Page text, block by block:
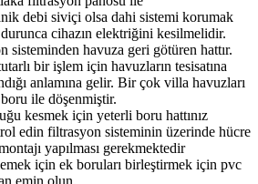
debi siviçi olsa dahi sistemi korumak
cihazın elektriğini kesilmelidir.
sisteminden havuza geri götüren hattır.
bir işlem için havuzların tesisatına
anlamına gelir. Bir çok villa havuzları
ile döşenmiştir.
kesmek için yeterli boru hattınız
edin filtrasyon sisteminin üzerinde hücre
yapılması gerekmektedir
için ek boruları birleştirmek için pvc